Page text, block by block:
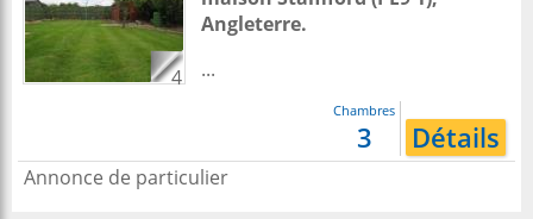
4
Angleterre.
...
Chambres
3 Détails
Annonce de particulier